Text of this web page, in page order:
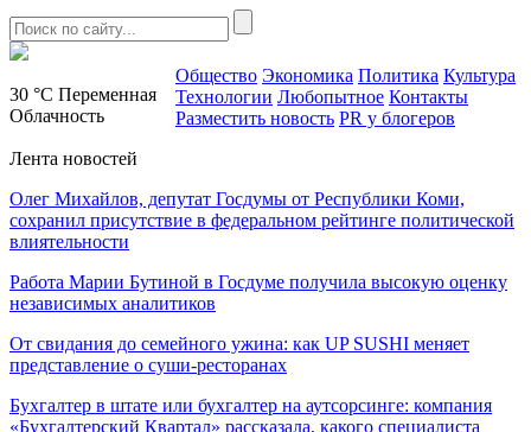
30 °C Переменная
Облачность
Общество Экономика Политика Культура
Технологии Любопытное Контакты
Разместить новость PR у блогеров
Лента новостей
Олег Михайлов, депутат Госдумы от Республики Коми,
сохранил присутствие в федеральном рейтинге политической
влиятельности
Работа Марии Бутиной в Госдуме получила высокую оценку
независимых аналитиков
От свидания до семейного ужина: как UP SUSHI меняет
представление о суши-ресторанах
Бухгалтер в штате или бухгалтер на аутсорсинге: компания
«Бухгалтерский Квартал» рассказала, какого специалиста